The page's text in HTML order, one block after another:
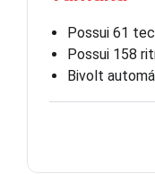
Possui 61
Possui 158
Bivolt